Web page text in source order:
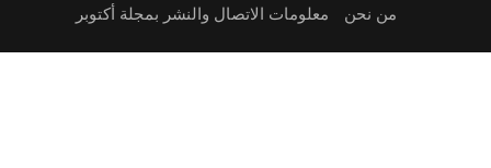
من نحن
معلومات الاتصال والنشر بمجلة أكتوبر